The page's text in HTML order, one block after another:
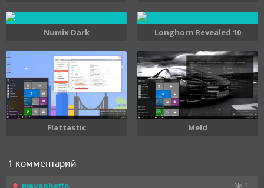
Numix Dark Longhorn Revealed 10
Flattastic Meld
1 комментарий
maysghetto № 1